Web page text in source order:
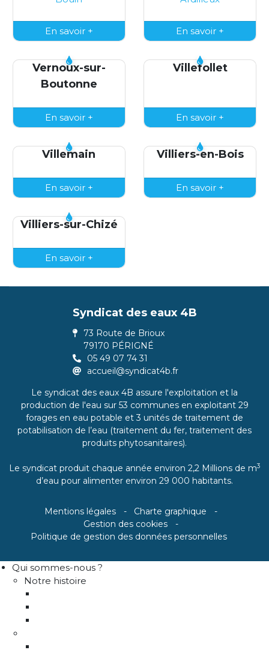
En savoir + En savoir +
Vernoux-sur-
Boutonne
En savoir +
Villefollet
En savoir +
Villemain
En savoir +
Villiers-en-Bois
En savoir +
Villiers-sur-Chizé
En savoir +
Syndicat des eaux 4B
73 Route de Brioux
79170 PÉRIGNÉ
05 49 07 74 31
accueil@syndicat4b.fr
Le syndicat des eaux 4B assure l'exploitation et la
production de l'eau sur 53 communes en exploitant 29
forages en eau potable et 3 unités de traitement de
potabilisation de l’eau (traitement du fer, traitement des
produits phytosanitaires).
Le syndicat produit chaque année environ 2,2 Millions de m3
d’eau pour alimenter environ 29 000 habitants.
Mentions légales
Charte graphique
Gestion des cookies
Politique de gestion des données personnelles
Qui sommes-nous ?
Notre histoire